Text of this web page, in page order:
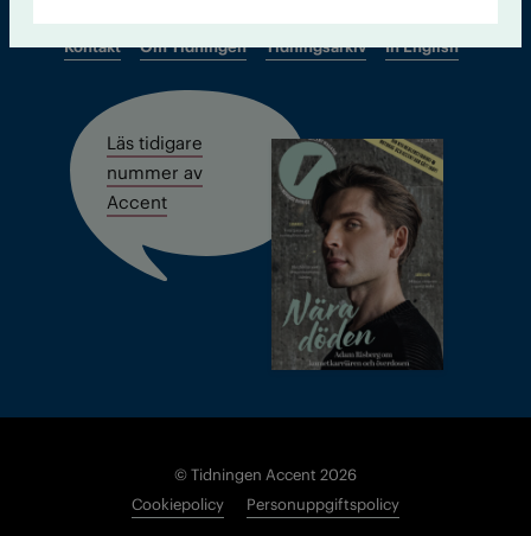
Kontakt Om Tidningen Tidningsarkiv In English
Läs tidigare
nummer av
Accent
© Tidningen Accent 2026
Cookiepolicy
Personuppgiftspolicy